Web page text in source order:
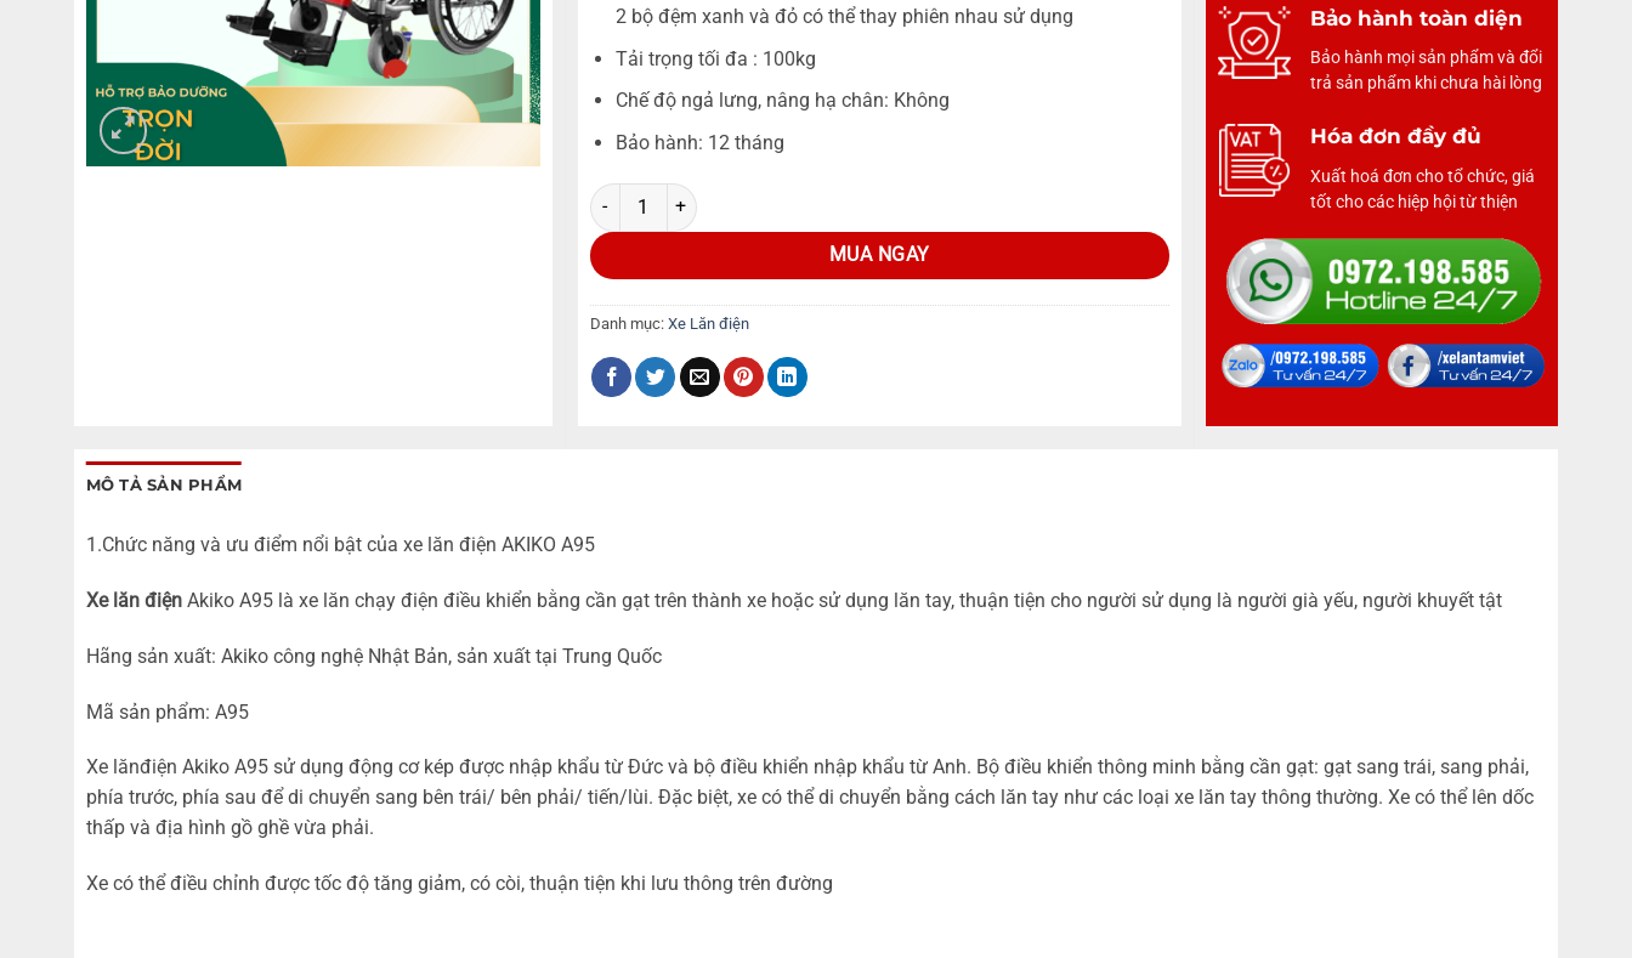
2 bộ đệm xanh và đỏ có thể thay phiên nhau sử dụng
Tải trọng tối đa : 100kg
Chế độ ngả lưng, nâng hạ chân: Không
Bảo hành: 12 tháng
MUA NGAY
Danh mục: Xe Lăn điện
Bảo hành toàn diện
Bảo hành mọi sản phẩm và đổi
trả sản phẩm khi chưa hài lòng
Hóa đơn đầy đủ
Xuất hoá đơn cho tổ chức, giá
tốt cho các hiệp hội từ thiện
MÔ TẢ SẢN PHẨM
1.Chức năng và ưu điểm nổi bật của xe lăn điện AKIKO A95
Xe lăn điệnAkiko A95 là xe lăn chạy điện điều khiển bằng cần gạt trên thành xe hoặc sử dụng lăn tay, thuận tiện cho người sử dụng là người già yếu, người khuyết tật
Hãng sản xuất: Akiko công nghệ Nhật Bản, sản xuất tại Trung Quốc
Mã sản phẩm: A95
Xe lănđiện Akiko A95 sử dụng động cơ kép được nhập khẩu từ Đức và bộ điều khiển nhập khẩu từ Anh. Bộ điều khiển thông minh bằng cần gạt: gạt sang trái, sang phải,
phía trước, phía sau để di chuyển sang bên trái/ bên phải/ tiến/lùi. Đặc biệt, xe có thể di chuyển bằng cách lăn tay như các loại xe lăn tay thông thường. Xe có thể lên dốc
thấp và địa hình gồ ghề vừa phải.
Xe có thể điều chỉnh được tốc độ tăng giảm, có còi, thuận tiện khi lưu thông trên đường